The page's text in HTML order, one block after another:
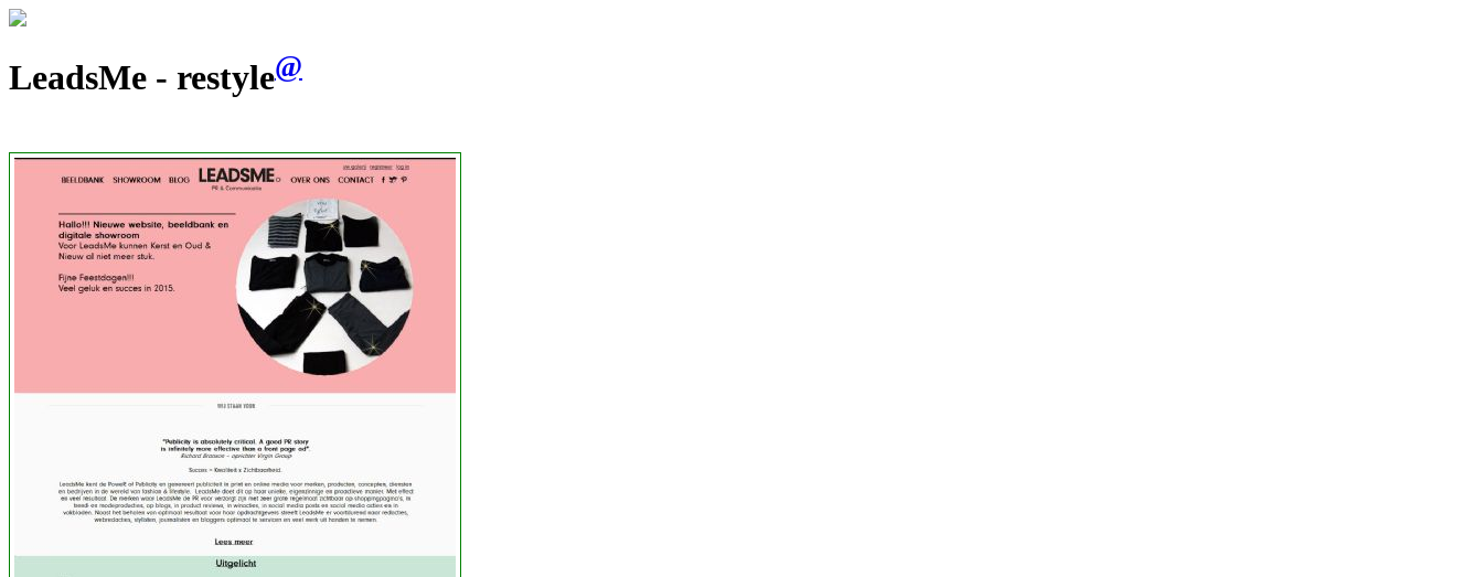
LeadsMe - restyle@